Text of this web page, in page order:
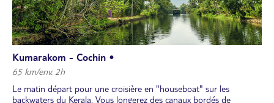
Kumarakom - Cochin •
65 km/env. 2h
Le matin départ pour une croisière en "houseboat" sur les
backwaters du Kerala. Vous longerez des canaux bordés de